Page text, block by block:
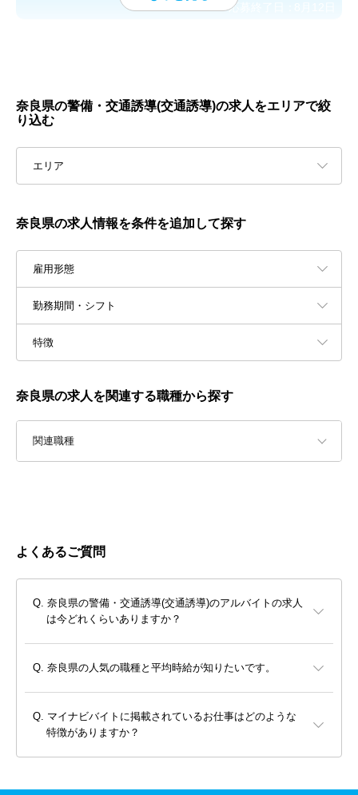
応募終了日：
奈良県の警備・交通誘導(交通誘導)の求人をエリアで絞
り込む
エリア
奈良県の求人情報を条件を追加して探す
雇用形態
勤務期間・シフト
特徴
奈良県の求人を関連する職種から探す
関連職種
よくあるご質問
奈良県の警備・交通誘導(交通誘導)のアルバイトの求人
は今どれくらいありますか？
奈良県の人気の職種と平均時給が知りたいです。
マイナビバイトに掲載されているお仕事はどのような
特徴がありますか？